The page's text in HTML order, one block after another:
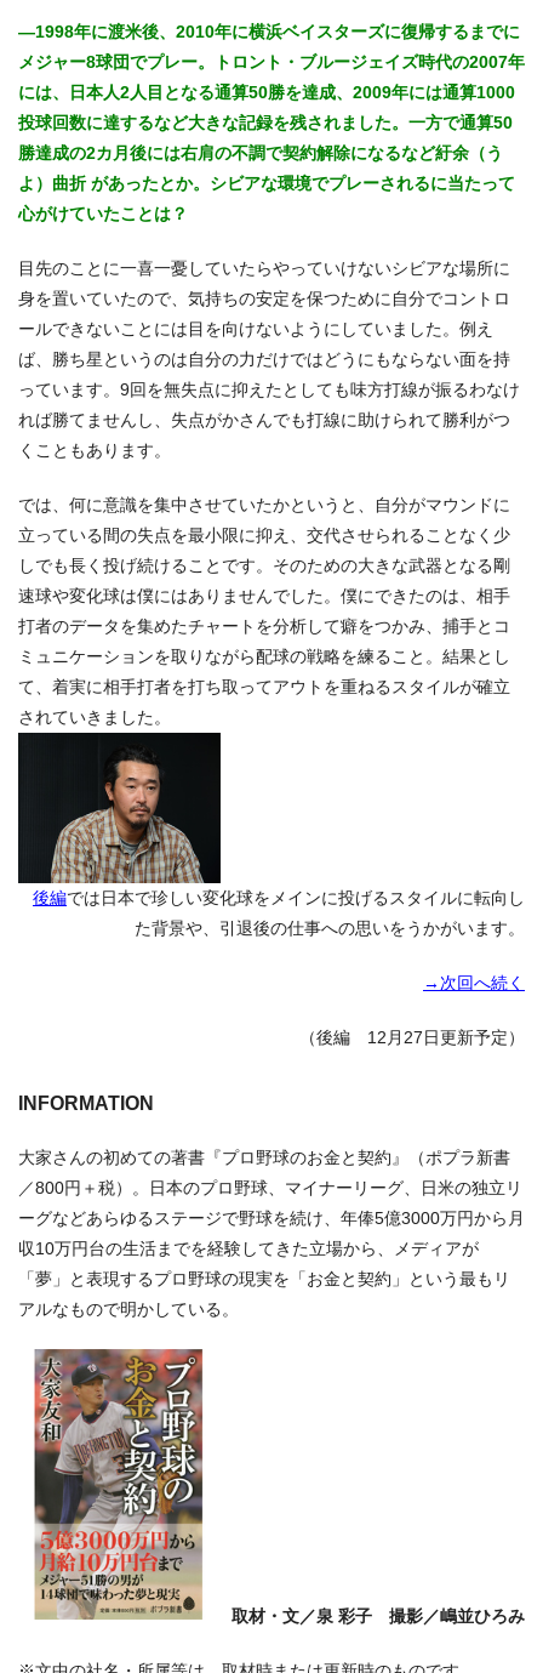
―1998年に渡米後、2010年に横浜ベイスターズに復帰するまでに
メジャー8球団でプレー。トロント・ブルージェイズ時代の2007年
には、日本人2人目となる通算50勝を達成、2009年には通算1000
投球回数に達するなど大きな記録を残されました。一方で通算50
勝達成の2カ月後には右肩の不調で契約解除になるなど紆余（う
よ）曲折 があったとか。シビアな環境でプレーされるに当たって
心がけていたことは？
目先のことに一喜一憂していたらやっていけないシビアな場所に
身を置いていたので、気持ちの安定を保つために自分でコントロ
ールできないことには目を向けないようにしていました。例え
ば、勝ち星というのは自分の力だけではどうにもならない面を持
っています。9回を無失点に抑えたとしても味方打線が振るわなけ
れば勝てませんし、失点がかさんでも打線に助けられて勝利がつ
くこともあります。
では、何に意識を集中させていたかというと、自分がマウンドに
立っている間の失点を最小限に抑え、交代させられることなく少
しでも長く投げ続けることです。そのための大きな武器となる剛
速球や変化球は僕にはありませんでした。僕にできたのは、相手
打者のデータを集めたチャートを分析して癖をつかみ、捕手とコ
ミュニケーションを取りながら配球の戦略を練ること。結果とし
て、着実に相手打者を打ち取ってアウトを重ねるスタイルが確立
されていきました。
後編では日本で珍しい変化球をメインに投げるスタイルに転向し
た背景や、引退後の仕事への思いをうかがいます。
→次回へ続く
（後編 12月27日更新予定）
INFORMATION
大家さんの初めての著書『プロ野球のお金と契約』（ポプラ新書
／800円＋税）。日本のプロ野球、マイナーリーグ、日米の独立リ
ーグなどあらゆるステージで野球を続け、年俸5億3000万円から月
収10万円台の生活までを経験してきた立場から、メディアが
「夢」と表現するプロ野球の現実を「お金と契約」という最もリ
アルなもので明かしている。
取材・文／泉 彩子 撮影／嶋並ひろみ